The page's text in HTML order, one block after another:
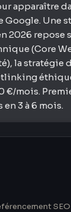
apparaître
Google. Une
2026 repose
(Core
la stratégie
€/mois.
en 3 à 6 mois.
SEO